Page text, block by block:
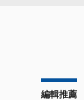
編輯推薦